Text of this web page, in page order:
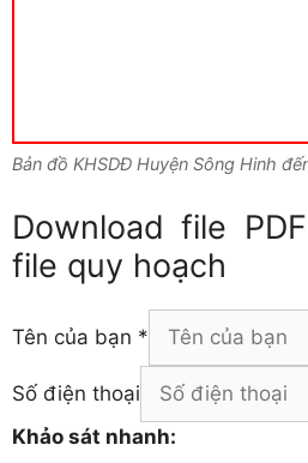
Bản đồ KHSDĐ Huyện Sông Hinh
Download file
file quy hoạch
Tên của bạn *
Số điện thoại
Khảo sát nhanh: